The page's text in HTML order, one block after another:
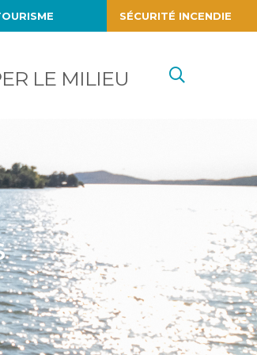
LE MILIEU
SÉCURITÉ INCENDIE